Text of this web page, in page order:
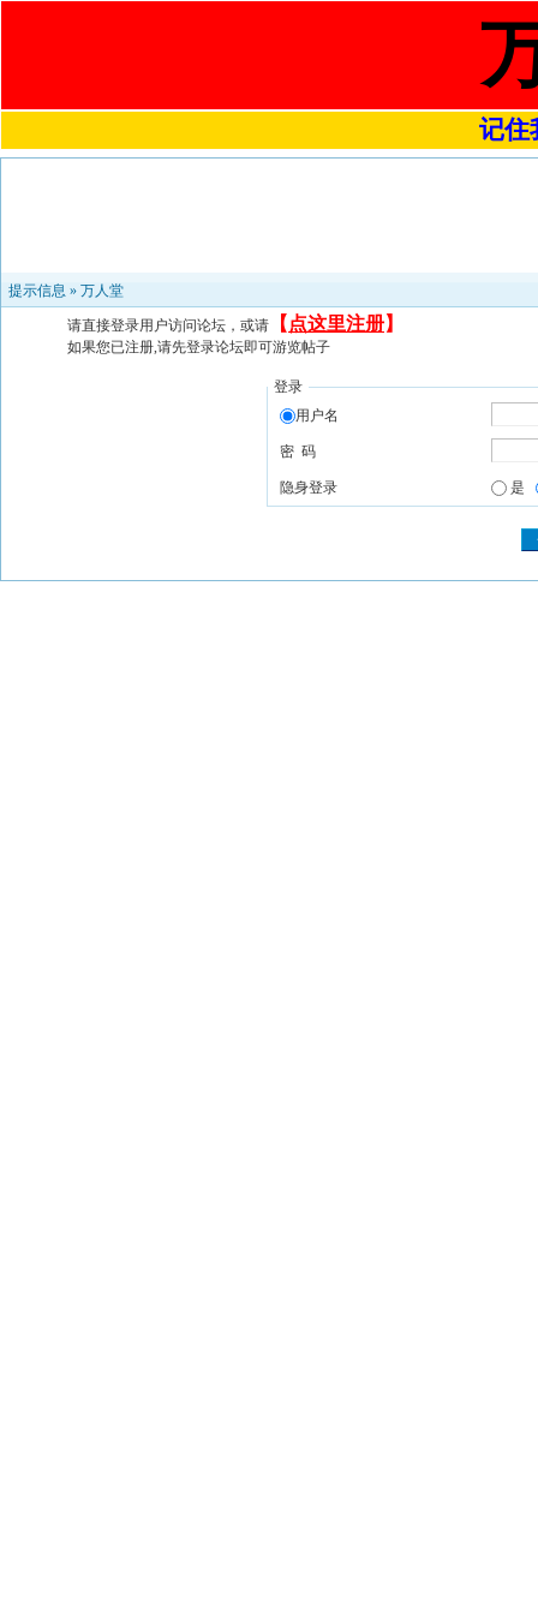
记住
提示信息 » 万人堂
请直接登录用户访问论坛，或请 【 点这里注册】
如果您已注册,请先登录论坛即可游览帖子
登录
用户名
密 码
隐身登录 是